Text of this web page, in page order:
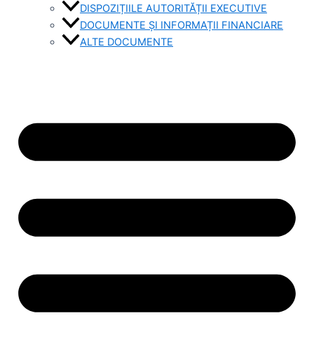
DISPOZIȚIILE AUTORITĂȚII EXECUTIVE
DOCUMENTE ȘI INFORMAȚII FINANCIARE
ALTE DOCUMENTE